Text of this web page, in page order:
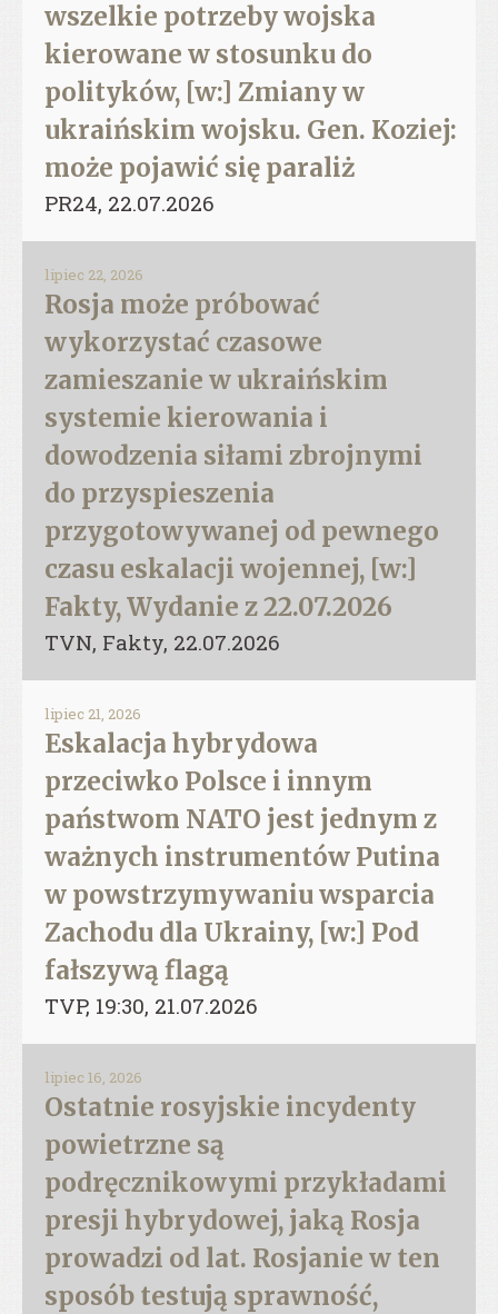
wszelkie potrzeby wojska
kierowane w stosunku do
polityków, [w:] Zmiany w
ukraińskim wojsku. Gen. Koziej:
może pojawić się paraliż
PR24, 22.07.2026
lipiec 22, 2026
Rosja może próbować
wykorzystać czasowe
zamieszanie w ukraińskim
systemie kierowania i
dowodzenia siłami zbrojnymi
do przyspieszenia
przygotowywanej od pewnego
czasu eskalacji wojennej, [w:]
Fakty, Wydanie z 22.07.2026
TVN, Fakty, 22.07.2026
lipiec 21, 2026
Eskalacja hybrydowa
przeciwko Polsce i innym
państwom NATO jest jednym z
ważnych instrumentów Putina
w powstrzymywaniu wsparcia
Zachodu dla Ukrainy, [w:] Pod
fałszywą flagą
TVP, 19:30, 21.07.2026
lipiec 16, 2026
Ostatnie rosyjskie incydenty
powietrzne są
podręcznikowymi przykładami
presji hybrydowej, jaką Rosja
prowadzi od lat. Rosjanie w ten
sposób testują sprawność,